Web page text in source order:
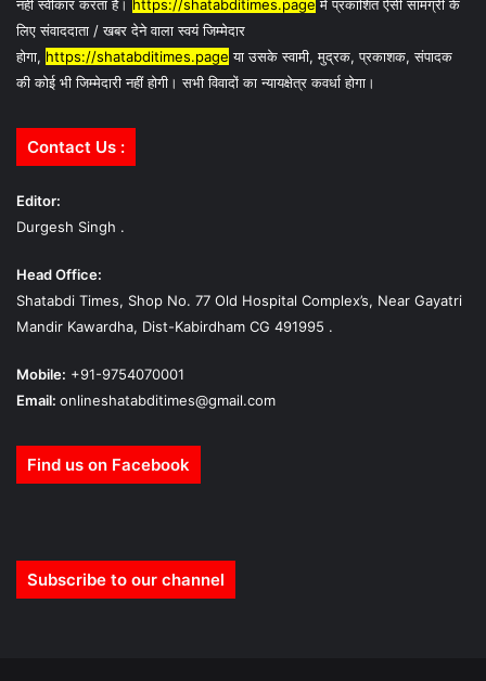
नहीं स्वीकार करता है। https://shatabditimes.page में प्रकाशित ऐसी सामग्री के
लिए संवाददाता / खबर देने वाला स्वयं जिम्मेदार
होगा, https://shatabditimes.page या उसके स्वामी, मुद्रक, प्रकाशक, संपादक
की कोई भी जिम्मेदारी नहीं होगी। सभी विवादों का न्यायक्षेत्र कवर्धा होगा।
Contact Us :
Editor:
Durgesh Singh .
Head Office:
Shatabdi Times, Shop No. 77 Old Hospital Complex’s, Near Gayatri
Mandir Kawardha, Dist-Kabirdham CG 491995 .
Mobile: +91-9754070001
Email: onlineshatabditimes@gmail.com
Find us on Facebook
Subscribe to our channel